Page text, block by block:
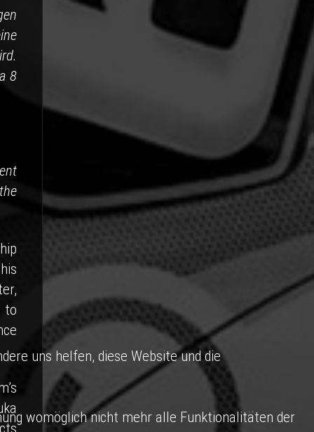
8
to
uns helfen, diese Website und die
womöglich nicht mehr alle Funktionalitäten der